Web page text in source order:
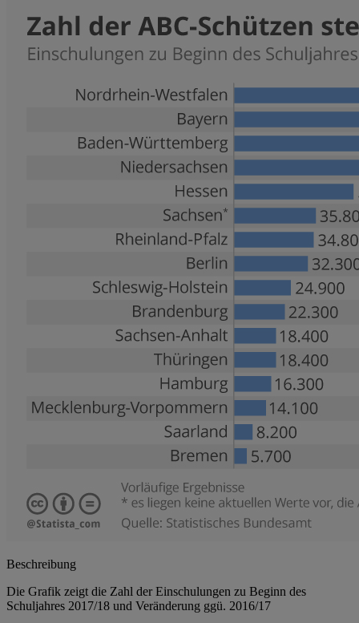
Beschreibung
Die Grafik zeigt die Zahl der Einschulungen zu Beginn des
Schuljahres 2017/18 und Veränderung ggü. 2016/17